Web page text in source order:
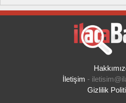
İletişim -
Gizlilik